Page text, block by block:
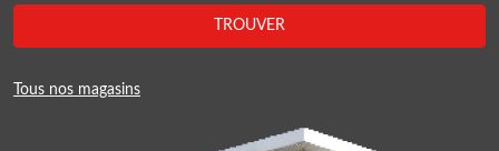
TROUVER
Tous nos magasins